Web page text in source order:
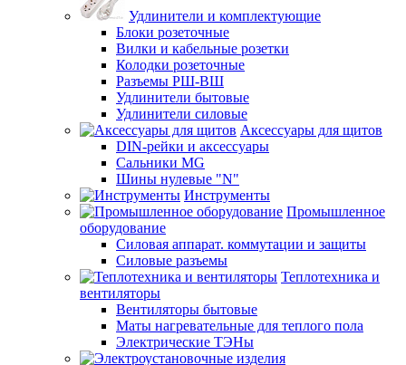
Удлинители и комплектующие
Блоки розеточные
Вилки и кабельные розетки
Колодки розеточные
Разъемы РШ-ВШ
Удлинители бытовые
Удлинители силовые
Аксессуары для щитов
DIN-рейки и аксессуары
Сальники MG
Шины нулевые "N"
Инструменты
Промышленное
оборудование
Силовая аппарат. коммутации и защиты
Силовые разъемы
Теплотехника и
вентиляторы
Вентиляторы бытовые
Маты нагревательные для теплого пола
Электрические ТЭНы